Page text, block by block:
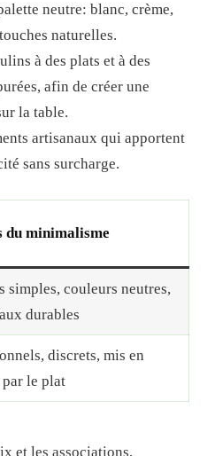
neutre: blanc, crème,
naturelles.
à des plats et à des
afin de créer une
la table.
artisanaux qui apportent
sans surcharge.
du minimalisme
simples, couleurs neutres,
durables
discrets, mis en
le plat
et les associations,